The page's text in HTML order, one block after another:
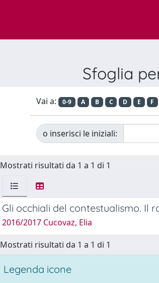
Sfoglia
Vai a: 0-9 A B C D E F
o inserisci le iniziali:
Mostrati risultati da 1 a 1 di 1
Gli occhiali del contestualismo. Il
2016/2017 Cucovaz, Elia
Mostrati risultati da 1 a 1 di 1
Legenda icone